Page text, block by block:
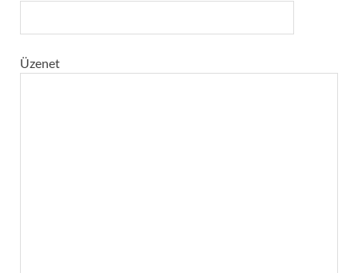
Üzenet